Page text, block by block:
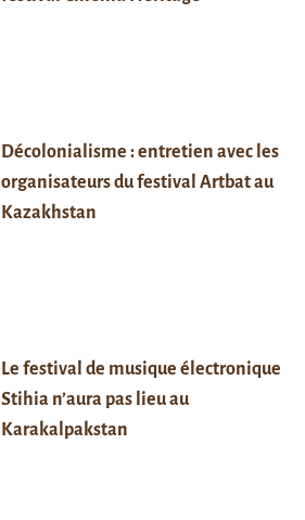
Décolonialisme : entretien avec les
organisateurs du festival Artbat au
Kazakhstan
Le festival de musique électronique
Stihia n’aura pas lieu au
Karakalpakstan